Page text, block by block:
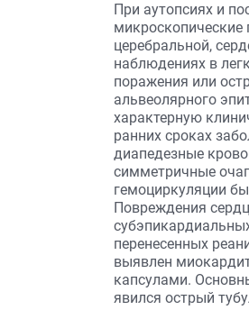
При аутопсиях и
микроскопические
церебральной,
наблюдениях в
поражения или
альвеолярного
характерную
ранних сроках
диапедезные
симметричные
гемоциркуляции
Повреждения
перенесенных
выявлен
капсулами.
явился острый